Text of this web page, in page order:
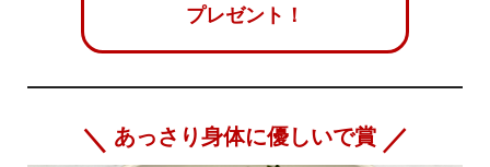
プレゼント！
あっさり身体に優しいで賞